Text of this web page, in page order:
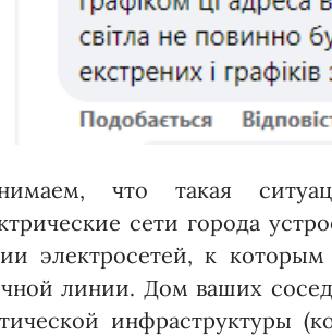
что такая
сети города
электросетей, к
линии. Дом ваших
инфраструктуры